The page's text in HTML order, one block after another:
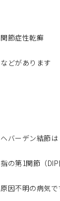
関節症性乾癬
などがあります
ヘバーデン結節は
指の第1関節（
原因不明の病気で